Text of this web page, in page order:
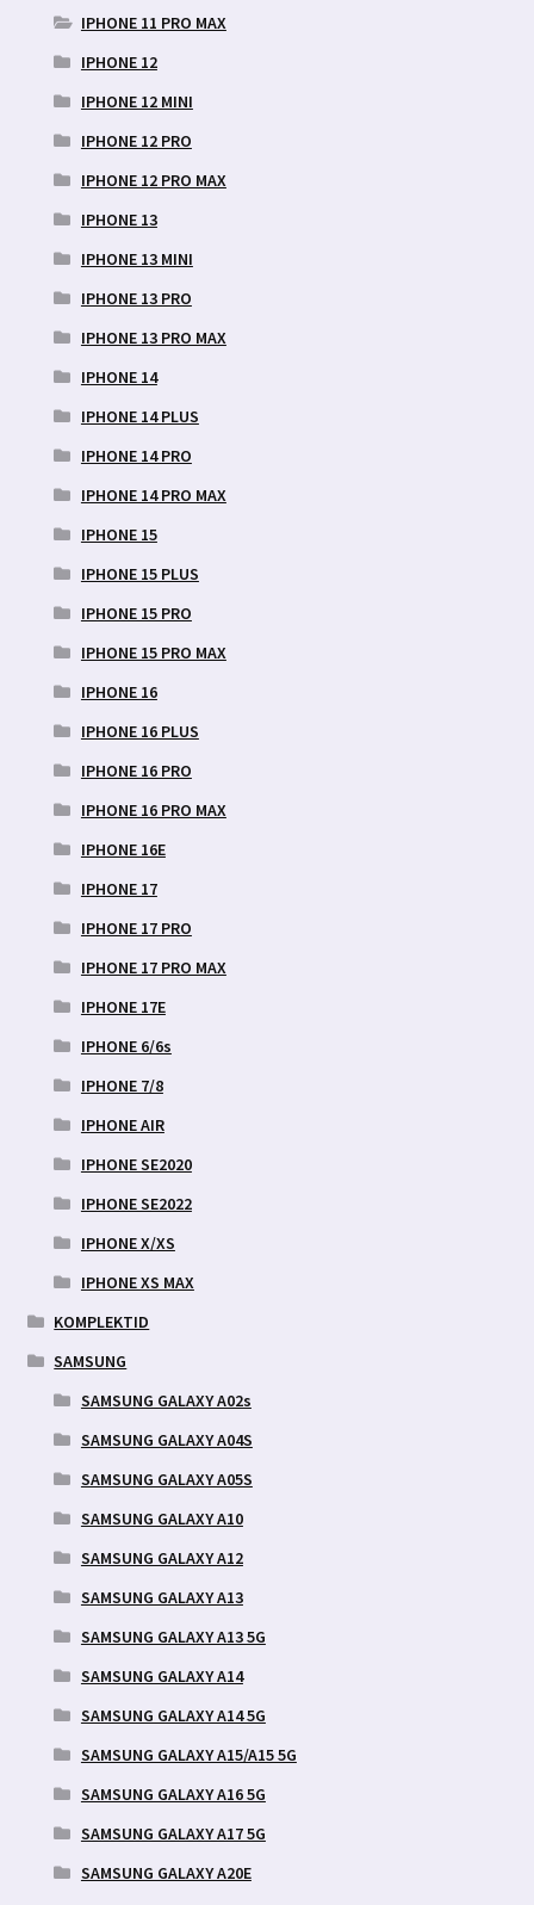
IPHONE 11 PRO MAX
IPHONE 12
IPHONE 12 MINI
IPHONE 12 PRO
IPHONE 12 PRO MAX
IPHONE 13
IPHONE 13 MINI
IPHONE 13 PRO
IPHONE 13 PRO MAX
IPHONE 14
IPHONE 14 PLUS
IPHONE 14 PRO
IPHONE 14 PRO MAX
IPHONE 15
IPHONE 15 PLUS
IPHONE 15 PRO
IPHONE 15 PRO MAX
IPHONE 16
IPHONE 16 PLUS
IPHONE 16 PRO
IPHONE 16 PRO MAX
IPHONE 16E
IPHONE 17
IPHONE 17 PRO
IPHONE 17 PRO MAX
IPHONE 17E
IPHONE 6/6s
IPHONE 7/8
IPHONE AIR
IPHONE SE2020
IPHONE SE2022
IPHONE X/XS
IPHONE XS MAX
KOMPLEKTID
SAMSUNG
SAMSUNG GALAXY A02s
SAMSUNG GALAXY A04S
SAMSUNG GALAXY A05S
SAMSUNG GALAXY A10
SAMSUNG GALAXY A12
SAMSUNG GALAXY A13
SAMSUNG GALAXY A13 5G
SAMSUNG GALAXY A14
SAMSUNG GALAXY A14 5G
SAMSUNG GALAXY A15/A15 5G
SAMSUNG GALAXY A16 5G
SAMSUNG GALAXY A17 5G
SAMSUNG GALAXY A20E